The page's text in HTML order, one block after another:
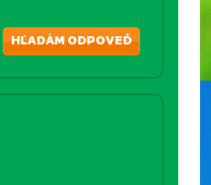
HĽADÁM ODPOVEĎ